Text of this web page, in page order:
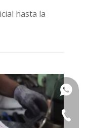
hasta la
+86-